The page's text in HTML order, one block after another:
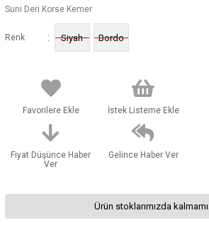
Suni Deri Korse Kemer
Renk : Siyah Bordo
Favorilere Ekle İstek Listeme Ekle
Fiyat Düşünce Haber
Ver
Gelince Haber Ver
Ürün stoklarımızda